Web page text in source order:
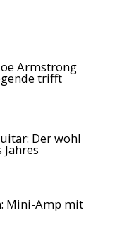
Armstrong
trifft
Der wohl
Mini-Amp mit